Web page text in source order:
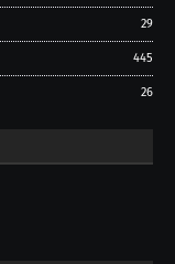
29
445
26